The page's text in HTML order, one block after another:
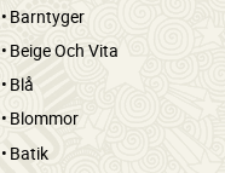
Barntyger
Beige Och Vita
Blå
Blommor
Batik